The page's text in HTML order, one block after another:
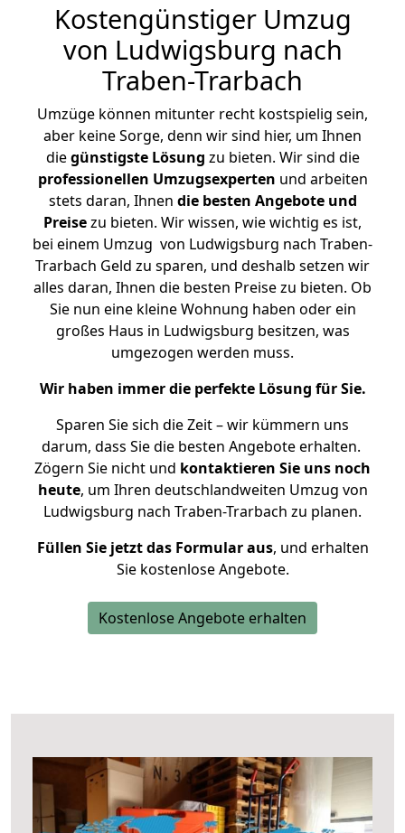
Kostengünstiger Umzug
von Ludwigsburg nach
Traben-Trarbach
Umzüge können mitunter recht kostspielig sein,
aber keine Sorge, denn wir sind hier, um Ihnen
diegünstigste Lösung zu bieten. Wir sind die
professionellen Umzugsexperten und arbeiten
stets daran, Ihnen die besten Angebote und
Preisezu bieten. Wir wissen, wie wichtig es ist,
bei einem Umzug von Ludwigsburg nach Traben-
Trarbach Geld zu sparen, und deshalb setzen wir
alles daran, Ihnen die besten Preise zu bieten. Ob
Sie nun eine kleine Wohnung haben oder ein
großes Haus in Ludwigsburg besitzen, was
umgezogen werden muss.
Wir haben immer die perfekte Lösung für Sie.
Sparen Sie sich die Zeit – wir kümmern uns
darum, dass Sie die besten Angebote erhalten.
Zögern Sie nicht und kontaktieren Sie uns noch
heute, um Ihren deutschlandweiten Umzug von
Ludwigsburg nach Traben-Trarbach zu planen.
Füllen Sie jetzt das Formular aus, und erhalten
Sie kostenlose Angebote.
Kostenlose Angebote erhalten